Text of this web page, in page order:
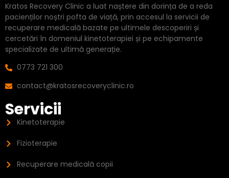
Kratos Recovery Clinic a luat naștere din dorința de a reda
pacienților noștri pofta de viață, prin accesul la servicii de
recuperare medicală bazate pe ultimele descoperiri și
cercetări în domeniul kinetoterapiei și pe echipamente
specializate de ultimă generație.
0773 721 300
contact@kratosrecoveryclinic.ro
Servicii
Kinetoterapie
Fizioterapie
Recuperare medicală copii